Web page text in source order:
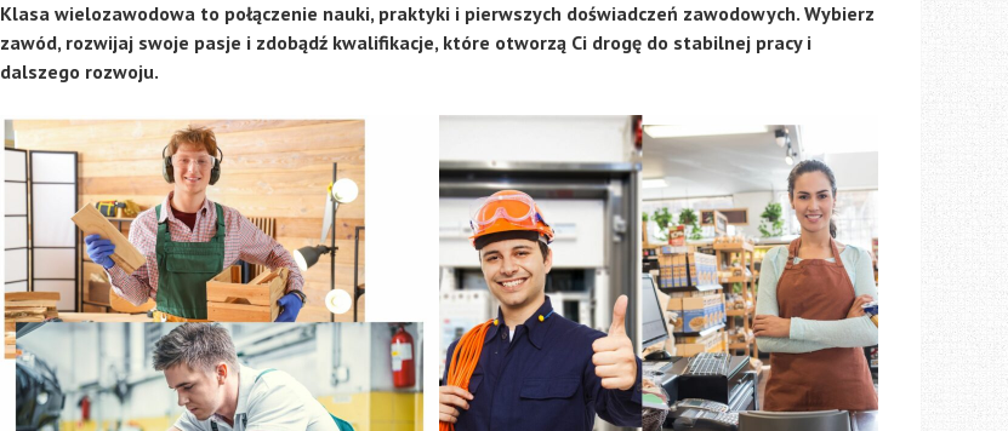
Klasa wielozawodowa to połączenie nauki, praktyki i pierwszych doświadczeń zawodowych. Wybierz
zawód, rozwijaj swoje pasje i zdobądź kwalifikacje, które otworzą Ci drogę do stabilnej pracy i
dalszego rozwoju.